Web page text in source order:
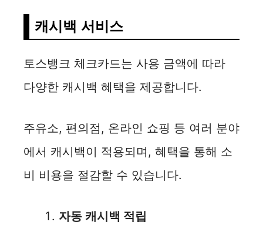
캐시백 서비스
토스뱅크 체크카드는 사용 금액에 따라
다양한 캐시백 혜택을 제공합니다.
주유소, 편의점, 온라인 쇼핑 등 여러 분야
에서 캐시백이 적용되며, 혜택을 통해 소
비 비용을 절감할 수 있습니다.
자동 캐시백 적립